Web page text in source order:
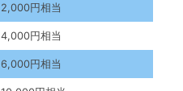
2,000円相当
4,000円相当
6,000円相当